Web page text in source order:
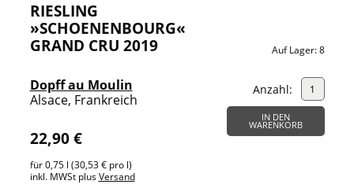
RIESLING
»SCHOENENBOURG«
GRAND CRU 2019
Dopff au Moulin
Alsace, Frankreich
22,90 €
für 0,75 l (30,53 € pro l)
inkl. MWSt plusVersand
Auf Lager:8
Anzahl:
IN DEN
WARENKORB